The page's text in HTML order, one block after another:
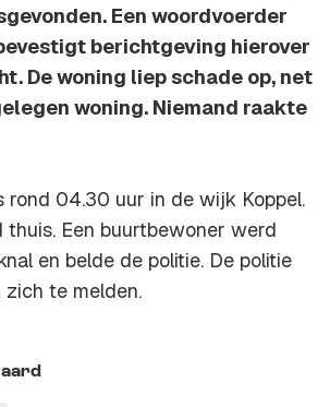
Een woordvoerder
berichtgeving hierover
De woning liep schade op, net
woning. Niemand raakte
rond 04.30 uur in de wijk Koppel.
thuis. Een buurtbewoner werd
en belde de politie. De politie
te melden.